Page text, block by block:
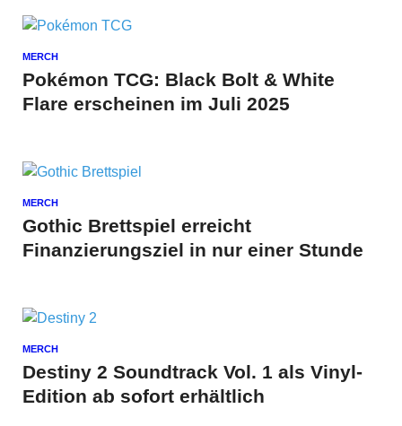
MERCH
Pokémon TCG: Black Bolt & White
Flare erscheinen im Juli 2025
MERCH
Gothic Brettspiel erreicht
Finanzierungsziel in nur einer Stunde
MERCH
Destiny 2 Soundtrack Vol. 1 als Vinyl-
Edition ab sofort erhältlich